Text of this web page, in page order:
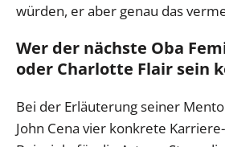
würden, er aber genau das
Wer der nächste Oba
oder Charlotte Flair sein
Bei der Erläuterung seiner
John Cena vier konkrete